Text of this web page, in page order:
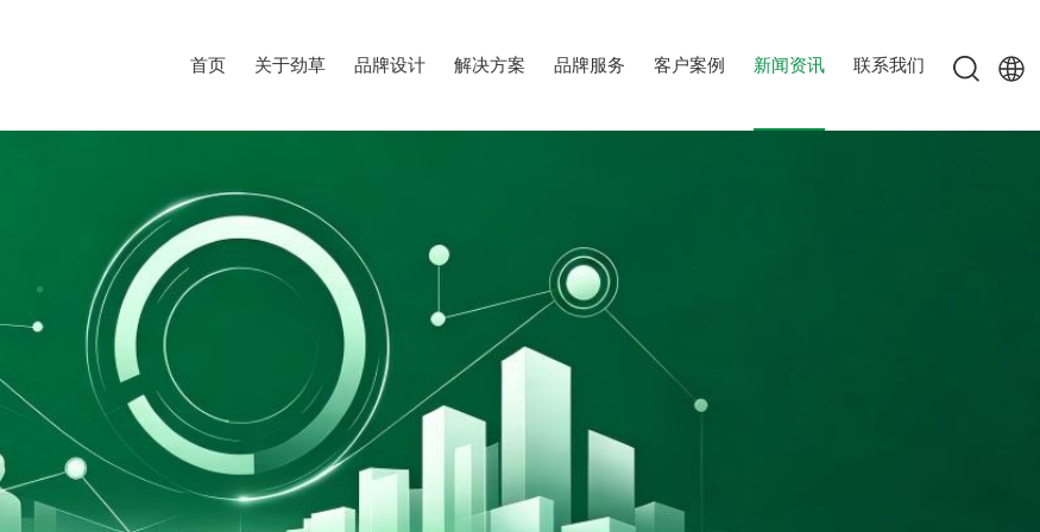
首页 关于劲草 品牌设计 解决方案 品牌服务 客户案例 新闻资讯 联系我们